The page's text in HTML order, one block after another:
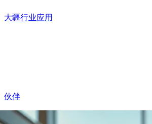
大疆行业应用
伙伴